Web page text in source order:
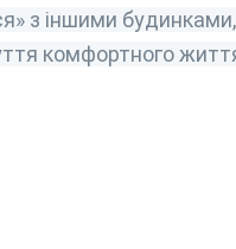
з іншими будинками,
комфортного